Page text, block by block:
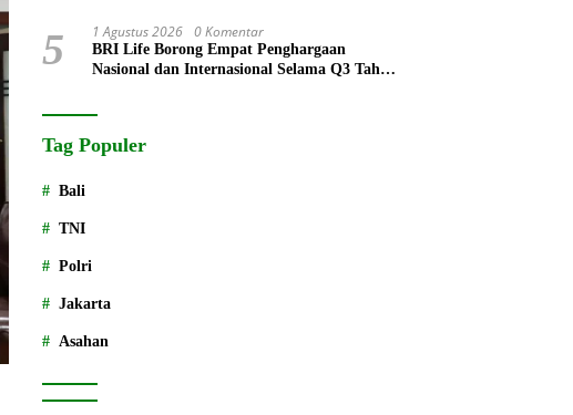
5 1 Agustus 2026 0 Komentar
BRI Life Borong Empat Penghargaan
Nasional dan Internasional Selama Q3 Tahun
Tag Populer
Bali
TNI
Polri
Jakarta
Asahan